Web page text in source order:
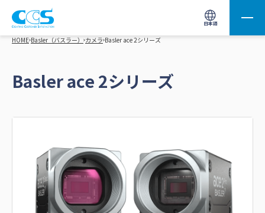
日本語
画像処理用の製品検索 サイト内検索(Enterで実行)
HOMEBasler（バスラー） カメラ Basler ace 2シリーズ
Basler ace 2シリーズ